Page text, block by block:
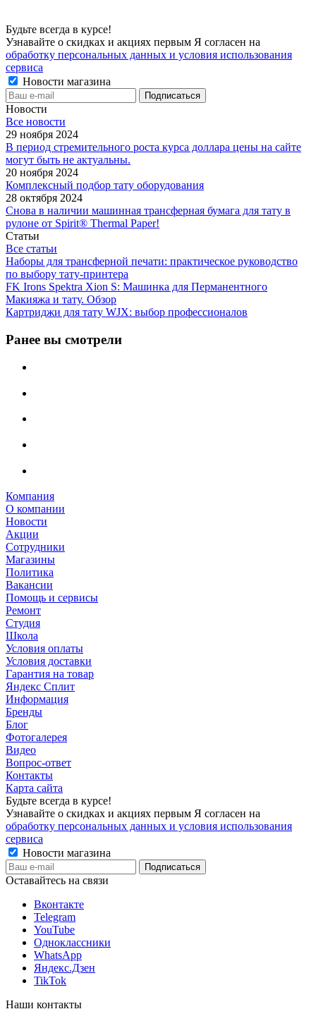
Будьте всегда в курсе!
Узнавайте о скидках и акциях первым Я согласен на
обработку персональных данных и условия использования
сервиса
Новости магазина
Новости
Все новости
29 ноября 2024
В период стремительного роста курса доллара цены на сайте
могут быть не актуальны.
20 ноября 2024
Комплексный подбор тату оборудования
28 октября 2024
Снова в наличии машинная трансферная бумага для тату в
рулоне от Spirit® Thermal Paper!
Статьи
Все статьи
Наборы для трансферной печати: практическое руководство
по выбору тату‑принтера
FK Irons Spektra Xion S: Машинка для Перманентного
Макияжа и тату. Обзор
Картриджи для тату WJX: выбор профессионалов
Ранее вы смотрели
Компания
О компании
Новости
Акции
Сотрудники
Магазины
Политика
Вакансии
Помощь и сервисы
Ремонт
Студия
Школа
Условия оплаты
Условия доставки
Гарантия на товар
Яндекс Сплит
Информация
Бренды
Блог
Фотогалерея
Видео
Вопрос-ответ
Контакты
Карта сайта
Будьте всегда в курсе!
Узнавайте о скидках и акциях первым Я согласен на
обработку персональных данных и условия использования
сервиса
Новости магазина
Оставайтесь на связи
Вконтакте
Telegram
YouTube
Одноклассники
WhatsApp
Яндекс.Дзен
TikTok
Наши контакты